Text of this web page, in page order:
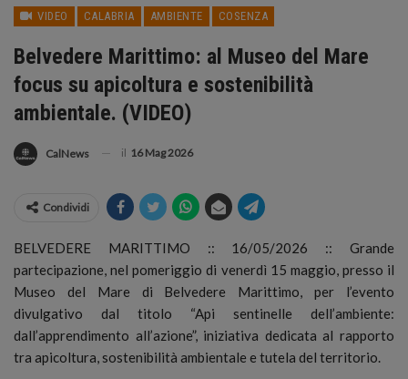
VIDEO CALABRIA AMBIENTE COSENZA
Belvedere Marittimo: al Museo del Mare
focus su apicoltura e sostenibilità
ambientale. (VIDEO)
CalNews il 16 Mag 2026
Condividi
BELVEDERE MARITTIMO :: 16/05/2026 :: Grande
partecipazione, nel pomeriggio di venerdì 15 maggio, presso il
Museo del Mare di Belvedere Marittimo, per l’evento
divulgativo dal titolo “Api sentinelle dell’ambiente:
dall’apprendimento all’azione”, iniziativa dedicata al rapporto
tra apicoltura, sostenibilità ambientale e tutela del territorio.